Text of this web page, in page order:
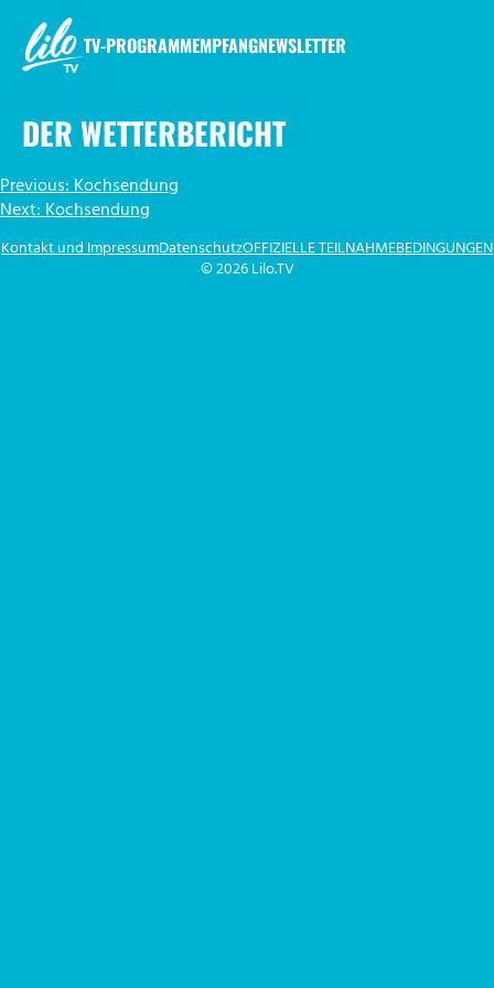
Inhalt
springen
TV-PROGRAMMEMPFANGNEWSLETTER
DER WETTERBERICHT
BEITRAGSNAVIGATION
Previous:Kochsendung
Next:Kochsendung
© 2026 Lilo.TV
Kontakt und ImpressumDatenschutzOFFIZIELLE TEILNAHMEBEDINGUNGEN